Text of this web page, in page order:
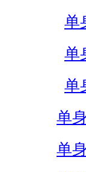
单
单
单
单
单